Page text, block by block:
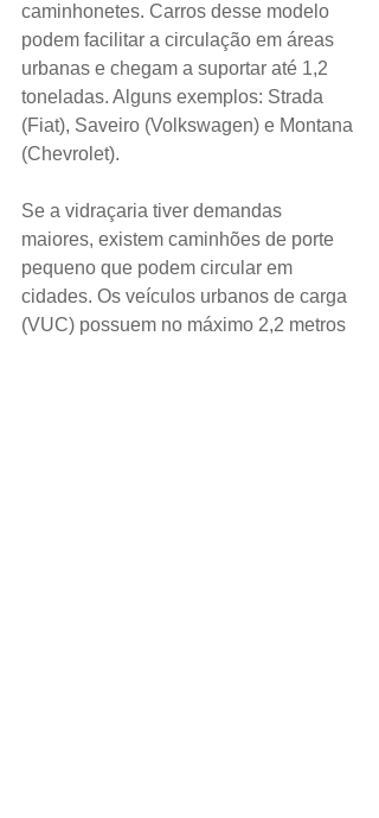
caminhonetes. Carros desse modelo
podem facilitar a circulação em áreas
urbanas e chegam a suportar até 1,2
toneladas. Alguns exemplos: Strada
(Fiat), Saveiro (Volkswagen) e Montana
(Chevrolet).
Se a vidraçaria tiver demandas
maiores, existem caminhões de porte
pequeno que podem circular em
cidades. Os veículos urbanos de carga
(VUC) possuem no máximo 2,2 metros